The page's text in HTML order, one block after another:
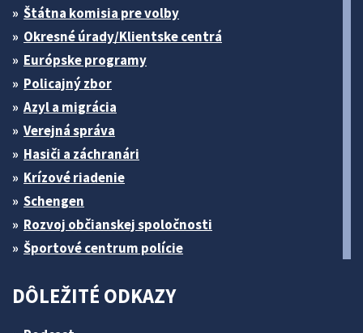
Štátna komisia pre volby
Okresné úrady/Klientske centrá
Európske programy
Policajný zbor
Azyl a migrácia
Verejná správa
Hasiči a záchranári
Krízové riadenie
Schengen
Rozvoj občianskej spoločnosti
Športové centrum polície
DÔLEŽITÉ ODKAZY